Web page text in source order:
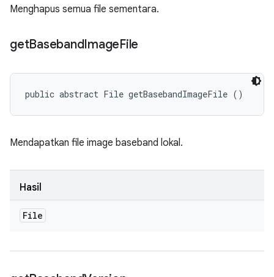
Menghapus semua file sementara.
getBasebandImageFile
public abstract File getBasebandImageFile ()
Mendapatkan file image baseband lokal.
Hasil
File